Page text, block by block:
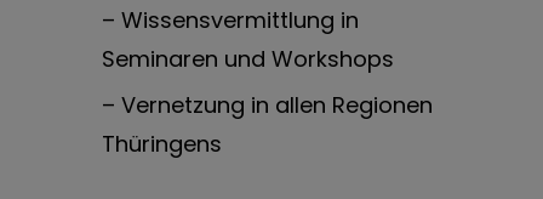
– Wissensvermittlung in
Seminaren und Workshops
– Vernetzung in allen Regionen
Thüringens